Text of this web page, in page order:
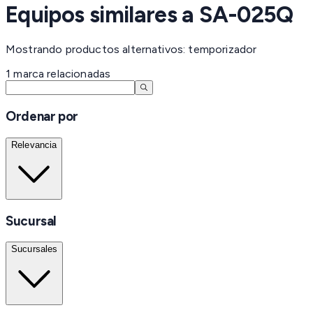
Equipos similares a SA-025Q
Mostrando productos alternativos: temporizador
1 marca relacionadas
Ordenar por
Relevancia
Sucursal
Sucursales